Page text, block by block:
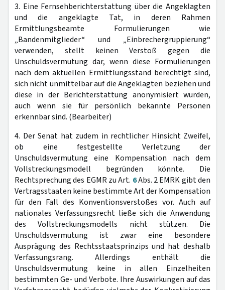
3. Eine Fernsehberichterstattung über die Angeklagten
und die angeklagte Tat, in deren Rahmen
Ermittlungsbeamte Formulierungen wie
„Bandenmitglieder“ und „Einbrechergruppierung“
verwenden, stellt keinen Verstoß gegen die
Unschuldsvermutung dar, wenn diese Formulierungen
nach dem aktuellen Ermittlungsstand berechtigt sind,
sich nicht unmittelbar auf die Angeklagten beziehen und
diese in der Berichterstattung anonymisiert wurden,
auch wenn sie für persönlich bekannte Personen
erkennbar sind. (Bearbeiter)
4. Der Senat hat zudem in rechtlicher Hinsicht Zweifel,
ob eine festgestellte Verletzung der
Unschuldsvermutung eine Kompensation nach dem
Vollstreckungsmodell begründen könnte. Die
Rechtsprechung des EGMR zu Art. 6Abs. 2 EMRK gibt den
Vertragsstaaten keine bestimmte Art der Kompensation
für den Fall des Konventionsverstoßes vor. Auch auf
nationales Verfassungsrecht ließe sich die Anwendung
des Vollstreckungsmodells nicht stützen. Die
Unschuldsvermutung ist zwar eine besondere
Ausprägung des Rechtsstaatsprinzips und hat deshalb
Verfassungsrang. Allerdings enthält die
Unschuldsvermutung keine in allen Einzelheiten
bestimmten Ge- und Verbote. Ihre Auswirkungen auf das